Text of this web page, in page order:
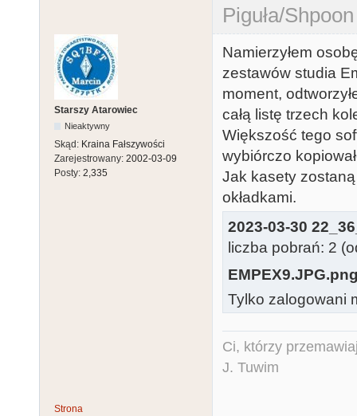
Piguła/
Starszy Atarowiec
Nieaktywny
Skąd: Kraina Fałszywości
Zarejestrowany: 2002-03-09
Posty: 2,335
Namierzyłem
zestawów studia
moment,
całą listę trzech
Większość tego
wybiórczo
Jak kasety
okładkami.
2023-03-30
liczba pobrań: 2
Tylko zalogowani
Ci, którzy
J. Tuwim
Strona